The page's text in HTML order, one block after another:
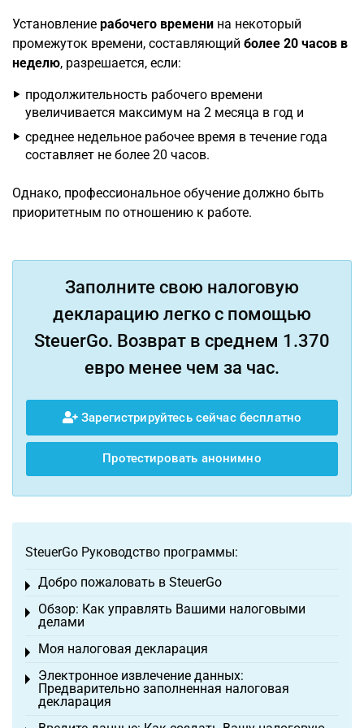
Установление рабочего времени на некоторый
промежуток времени, составляющий более 20 часов в
неделю, разрешается, если:
продолжительность рабочего времени
увеличивается максимум на 2 месяца в год и
среднее недельное рабочее время в течение года
составляет не более 20 часов.
Однако, профессиональное обучение должно быть
приоритетным по отношению к работе.
Заполните свою налоговую
декларацию легко с помощью
SteuerGo. Возврат в среднем 1.370
евро менее чем за час.
Зарегистрируйтесь сейчас бесплатно
Протестировать анонимно
SteuerGo Руководство программы:
Добро пожаловать в SteuerGo
Toggle menu
Обзор: Как управлять Вашими налоговыми
делами
Toggle menu
Моя налоговая декларация
Toggle menu
Электронное извлечение данных:
Предварительно заполненная налоговая
декларация
Toggle menu